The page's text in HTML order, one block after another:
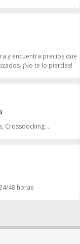
y encuentra precios que
¡No te lo pierdas!
Crossdocking ...
48 horas